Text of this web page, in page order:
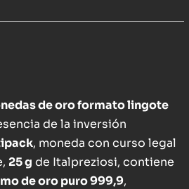
de oro formato lingote
de la inversión
, moneda con curso legal
25 g de Italpreziosi, contiene
de oro puro 999,9,